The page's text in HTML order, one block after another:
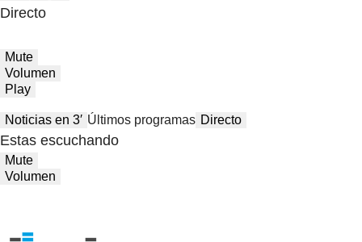
Directo
Mute
Volumen
Play
Noticias en 3′ Últimos programas Directo
Estas escuchando
Mute
Volumen